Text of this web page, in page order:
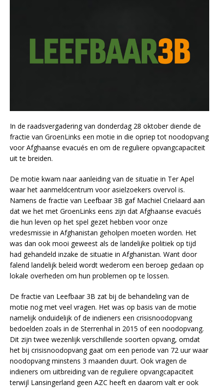
In de raadsvergadering van donderdag 28 oktober diende de
fractie van GroenLinks een motie in die opriep tot noodopvang
voor Afghaanse evacués en om de reguliere opvangcapaciteit
uit te breiden.
De motie kwam naar aanleiding van de situatie in Ter Apel
waar het aanmeldcentrum voor asielzoekers overvol is.
Namens de fractie van Leefbaar 3B gaf Machiel Crielaard aan
dat we het met GroenLinks eens zijn dat Afghaanse evacués
die hun leven op het spel gezet hebben voor onze
vredesmissie in Afghanistan geholpen moeten worden. Het
was dan ook mooi geweest als de landelijke politiek op tijd
had gehandeld inzake de situatie in Afghanistan. Want door
falend landelijk beleid wordt wederom een beroep gedaan op
lokale overheden om hun problemen op te lossen.
De fractie van Leefbaar 3B zat bij de behandeling van de
motie nog met veel vragen. Het was op basis van de motie
namelijk onduidelijk of de indieners een crisisnoodopvang
bedoelden zoals in de Sterrenhal in 2015 of een noodopvang.
Dit zijn twee wezenlijk verschillende soorten opvang, omdat
het bij crisisnoodopvang gaat om een periode van 72 uur waar
noodopvang minstens 3 maanden duurt. Ook vragen de
indieners om uitbreiding van de reguliere opvangcapaciteit
terwijl Lansingerland geen AZC heeft en daarom valt er ook